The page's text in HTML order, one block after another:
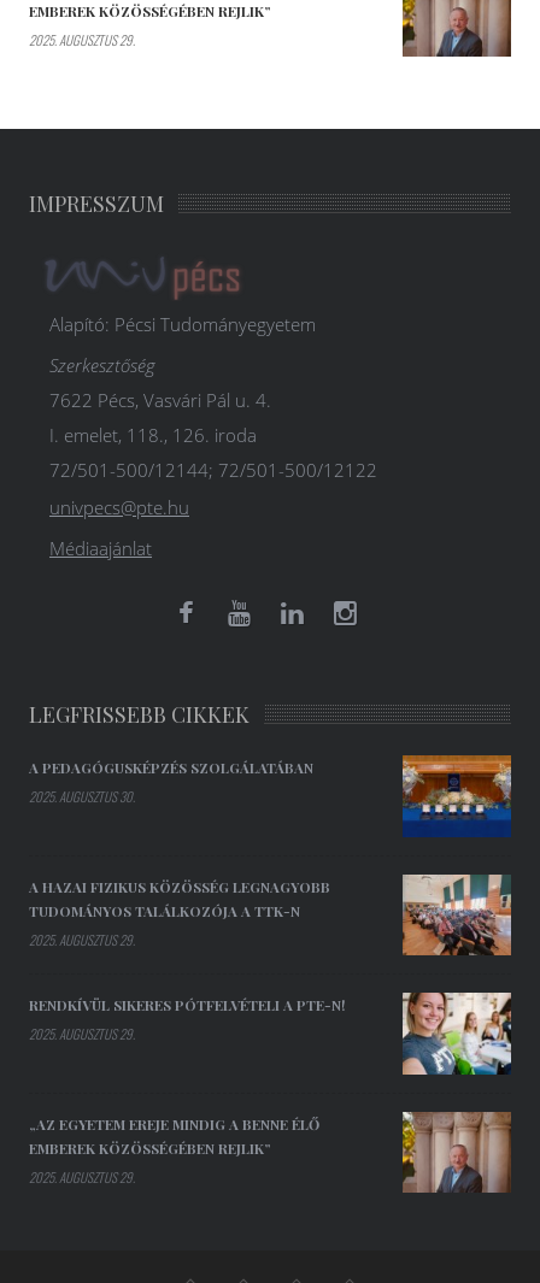
EMBEREK KÖZÖSSÉGÉBEN REJLIK”
2025. AUGUSZTUS 29.
IMPRESSZUM
Alapító: Pécsi Tudományegyetem
Szerkesztőség
7622 Pécs, Vasvári Pál u. 4.
I. emelet, 118., 126. iroda
72/501-500/12144; 72/501-500/12122
univpecs@pte.hu
Médiaajánlat
LEGFRISSEBB CIKKEK
A PEDAGÓGUSKÉPZÉS SZOLGÁLATÁBAN
2025. AUGUSZTUS 30.
A HAZAI FIZIKUS KÖZÖSSÉG LEGNAGYOBB
TUDOMÁNYOS TALÁLKOZÓJA A TTK-N
2025. AUGUSZTUS 29.
RENDKÍVÜL SIKERES PÓTFELVÉTELI A PTE-N!
2025. AUGUSZTUS 29.
„AZ EGYETEM EREJE MINDIG A BENNE ÉLŐ
EMBEREK KÖZÖSSÉGÉBEN REJLIK”
2025. AUGUSZTUS 29.